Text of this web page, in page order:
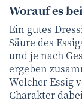
Worauf es
Ein gutes
Säure des
und je nach
ergeben
Welcher Essig
Charakter